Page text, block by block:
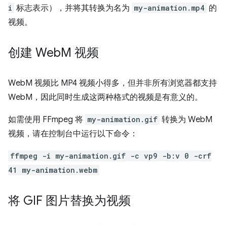
i 标志表示），并将其转换为名为 my-animation.mp4 的
视频。
创建 WebM 视频
WebM 视频比 MP4 视频小得多，但并非所有浏览器都支持
WebM，因此同时生成这两种格式的视频是有意义的。
如需使用 FFmpeg 将 my-animation.gif 转换为 WebM
视频，请在控制台中运行以下命令：
ffmpeg -i my-animation.gif -c vp9 -b:v 0 -crf
41 my-animation.webm
将 GIF 图片替换为视频